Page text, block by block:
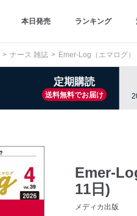
本日発売 ランキング
ナース 雑誌 Emer-Log（エマログ）
定期購読
送料無料でお届け
Emer-
11日)
メディカ出版